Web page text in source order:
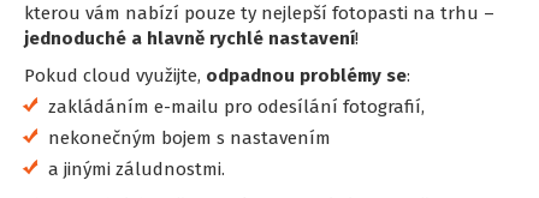
kterou vám nabízí pouze ty nejlepší fotopasti na trhu –
jednoduché a hlavně rychlé nastavení!
Pokud cloud využijte, odpadnou problémy se:
zakládáním e-mailu pro odesílání fotografií,
nekonečným bojem s nastavením
a jinými záludnostmi.